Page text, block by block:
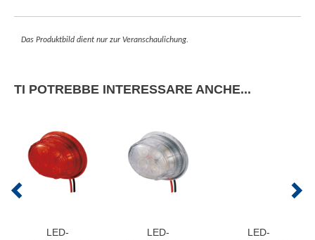
Das Produktbild dient nur zur Veranschaulichung.
TI POTREBBE INTERESSARE ANCHE...
LED-
LED-
LED-